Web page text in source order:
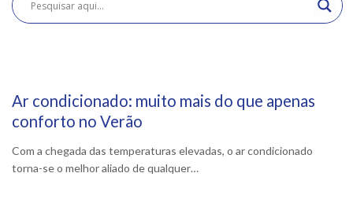
31 Julho, 2026
Ar condicionado: muito mais do que apenas
conforto no Verão
Com a chegada das temperaturas elevadas, o ar condicionado
torna-se o melhor aliado de qualquer…